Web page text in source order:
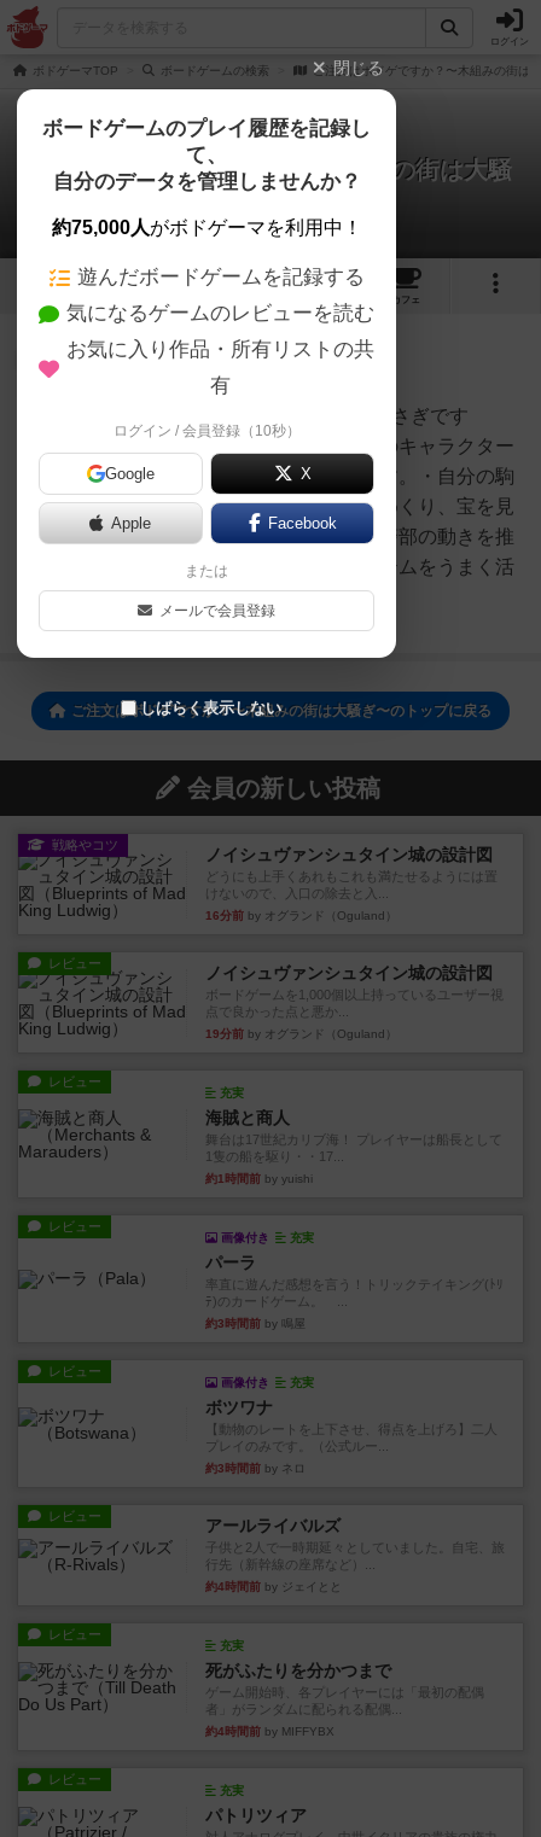
ログイン
ボドゲーマTOP ボードゲームの検索 ご注文はボドゲですか？〜木組みの街は
ご注文はボドゲですか？〜木組みの街は大騒
ぎ〜
1件のルール/インスト
6 1
カフェ
592名 充実
○どんなゲーム？・「ご注文はうさぎです
か？」の劇中劇「怪盗ラパン」のキャラクター
となり、宝探しをするゲームです。・自分の駒
を動かしてボード上のタイルをめくり、宝を見
つけます。パトロール中のリゼ警部の動きを推
測して逃げたり、スキルやアイテムをうまく活
用して他のプレイヤーを出し...
皇帝
ご注文はボドゲですか？〜木組みの街は大騒ぎ〜のトップに戻る
会員の新しい投稿
戦略やコツ ノイシュヴァンシュタイン城の設計図
どうにも上手くあれもこれも満たせるようには置
けないので、入口の除去と入...
16分前 by オグランド（Oguland）
レビュー ノイシュヴァンシュタイン城の設計図
ボードゲームを1,000個以上持っているユーザー視
点で良かった点と悪か...
19分前 by オグランド（Oguland）
レビュー
充実
海賊と商人
舞台は17世紀カリブ海！ プレイヤーは船長として
1隻の船を駆り・・17...
約1時間前 by yuishi
レビュー
画像付き 充実
パーラ
率直に遊んだ感想を言う！トリックテイキング(ﾄﾘ
ﾃ)のカードゲーム。 ...
約3時間前 by 鳴屋
レビュー
画像付き 充実
ボツワナ
【動物のレートを上下させ、得点を上げろ】二人
プレイのみです。（公式ルー...
約3時間前 by ネロ
レビュー アールライバルズ
子供と2人で一時期延々としていました。自宅、旅
行先（新幹線の座席など）...
約4時間前 by ジェイとと
レビュー
充実
死がふたりを分かつまで
ゲーム開始時、各プレイヤーには「最初の配偶
者」がランダムに配られる配偶...
約4時間前 by MIFFYBX
レビュー
充実
パトリツィア
閉じる
ボードゲームのプレイ履歴を記録し
て、
自分のデータを管理しませんか？
約75,000人がボドゲーマを利用中！
遊んだボードゲームを記録する
気になるゲームのレビューを読む
お気に入り作品・所有リストの共
有
ログイン / 会員登録（10秒）
Google X
Apple Facebook
または
メールで会員登録
しばらく表示しない